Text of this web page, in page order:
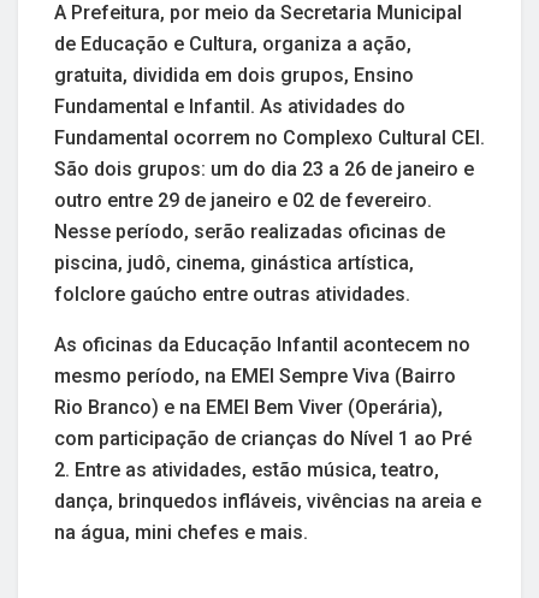
A Prefeitura, por meio da Secretaria Municipal
de Educação e Cultura, organiza a ação,
gratuita, dividida em dois grupos, Ensino
Fundamental e Infantil. As atividades do
Fundamental ocorrem no Complexo Cultural CEI.
São dois grupos: um do dia 23 a 26 de janeiro e
outro entre 29 de janeiro e 02 de fevereiro.
Nesse período, serão realizadas oficinas de
piscina, judô, cinema, ginástica artística,
folclore gaúcho entre outras atividades.
As oficinas da Educação Infantil acontecem no
mesmo período, na EMEI Sempre Viva (Bairro
Rio Branco) e na EMEI Bem Viver (Operária),
com participação de crianças do Nível 1 ao Pré
2. Entre as atividades, estão música, teatro,
dança, brinquedos infláveis, vivências na areia e
na água, mini chefes e mais.